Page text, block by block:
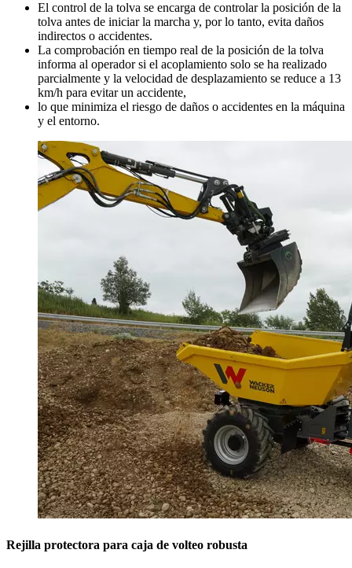
El control de la tolva se encarga de controlar la posición de la
tolva antes de iniciar la marcha y, por lo tanto, evita daños
indirectos o accidentes.
La comprobación en tiempo real de la posición de la tolva
informa al operador si el acoplamiento solo se ha realizado
parcialmente y la velocidad de desplazamiento se reduce a 13
km/h para evitar un accidente,
lo que minimiza el riesgo de daños o accidentes en la máquina
y el entorno.
Rejilla protectora para caja de volteo robusta